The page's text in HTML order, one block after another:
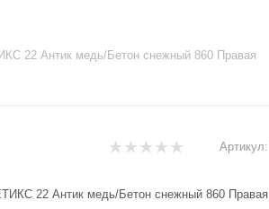
22 Антик медь/Бетон снежный 860 Правая
Артикул:
22 Антик медь/Бетон снежный 860 Правая